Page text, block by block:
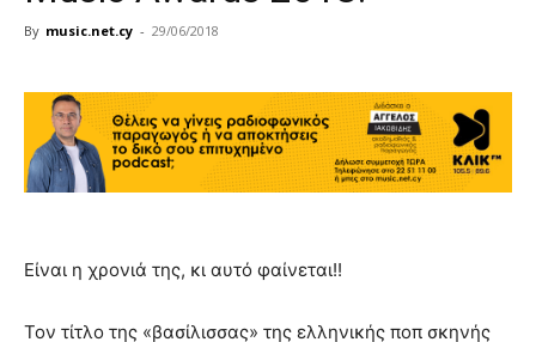
By music.net.cy - 29/06/2018
Είναι η χρονιά της, κι αυτό φαίνεται!!
Τον τίτλο της «βασίλισσας» της ελληνικής ποπ σκηνής